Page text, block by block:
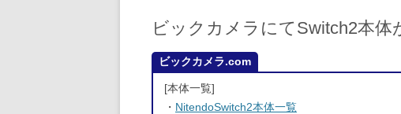
ビックカメラにてSwitch2本体
ビックカメラ.com
[本体一覧]
・ NitendoSwitch2本体一覧